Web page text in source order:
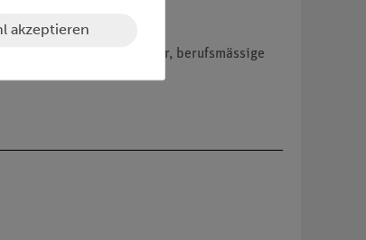
nur an Wiederverkäufer, berufsmässige
akzeptieren